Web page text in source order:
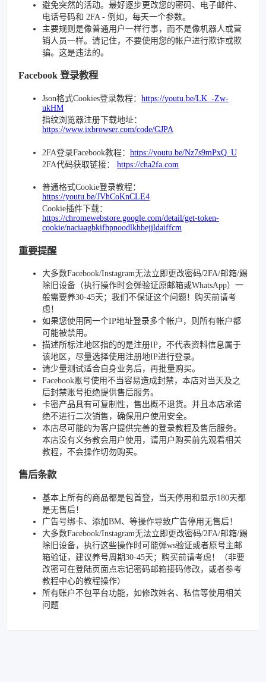
避免突然的活动。最好逐步更改您的密码、电子邮件、
电话号码和 2FA - 例如，每天一个参数。
主要规则是像普通用户一样行事，而不是像机器人或营
销人员一样。请记住，不要使用您的帐户进行欺诈或欺
骗。这是违法的。
Facebook 登录教程
Json格式Cookies登录教程： https://youtu.be/LK_-Zw-
ukHM
指纹浏览器注册下载地址：
https://www.ixbrowser.com/code/GJPA
2FA登录Facebook教程： https://youtu.be/Nz7s9mPxQ_U
2FA代码获取链接： https://cha2fa.com
普通格式Cookie登录教程：
https://youtu.be/JVhCoKnCLE4
Cookie插件下载：
https://chromewebstore.google.com/detail/get-token-
cookie/naciaagbkifhpnoodlkhbejjldaiffcm
重要提醒
大多数Facebook/Instagram无法立即更改密码/2FA/邮箱/踢
除旧设备（执行操作时会弹验证原邮箱或WhatsApp）一
般需要养30-45天；我们不保证这个问题！购买前请考
虑！
如果您使用同一个IP地址登录多个帐户，则所有帐户都
可能被禁用。
描述所标注地区指的的是注册IP，不代表资料信息属于
该地区，尽量选择使用注册地IP进行登录。
请少量测试适合自身业务后，再批量购买。
Facebook账号使用不当容易造成封禁，本店对当天及之
后封禁账号拒绝提供售后服务。
卡密产品具有可复制性，售出概不退货。并且本店承诺
绝不进行二次销售，确保用户使用安全。
本店尽可能的为客户提供完善的登录教程及售后服务。
本店没有义务教会用户使用，请用户购买前先观看相关
教程，不会操作切勿购买。
售后条款
基本上所有的商品都是包首登，当天停用和显示180天都
是无售后！
广告号绑卡、添加BM、等操作导致广告停用无售后！
大多数Facebook/Instagram无法立即更改密码/2FA/邮箱/踢
除旧设备，执行这些操作时可能弹ws验证或者原号主邮
箱验证，建议养号周期30-45天；购买前请考虑！（非要
改密可在登陆页面点忘记密码邮箱接码修改，或者参考
教程中心的教程操作）
所有账户不包平台功能，如修改姓名、私信等使用相关
问题